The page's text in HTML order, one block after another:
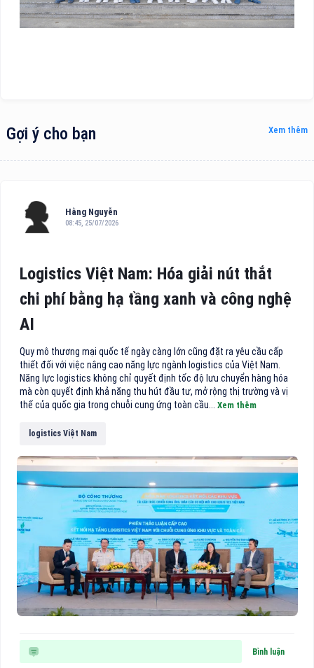
Gợi ý cho bạn Xem thêm
Hằng Nguyễn
08:45, 25/07/2026
Logistics Việt Nam: Hóa giải nút thắt
chi phí bằng hạ tầng xanh và công nghệ
AI
Quy mô thương mại quốc tế ngày càng lớn cũng đặt ra yêu cầu cấp
thiết đối với việc nâng cao năng lực ngành logistics của Việt Nam.
Năng lực logistics không chỉ quyết định tốc độ lưu chuyển hàng hóa
mà còn quyết định khả năng thu hút đầu tư, mở rộng thị trường và vị
thế của quốc gia trong chuỗi cung ứng toàn cầu... Xem thêm
logistics Việt Nam
Bình luận